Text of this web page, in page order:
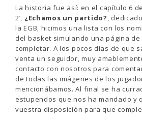
La historia fue así: en el capítulo 6
2’, ¿Echamos un partido?,
la EGB, hicimos una lista con los
del basket simulando una página de
completar. A los pocos días de que
venta un seguidor, muy
contacto con nosotros para
de todas las imágenes de los
mencionábamos. Al final se ha
estupendos que nos ha mandado y
vuestra disposición para que